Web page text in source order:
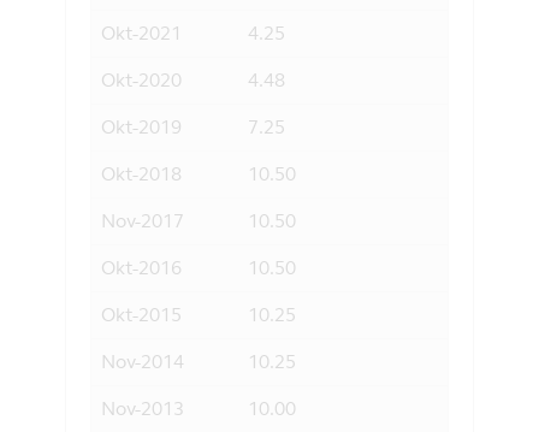
Okt-2021 4.25
Okt-2020 4.48
Okt-2019 7.25
Okt-2018 10.50
Nov-2017 10.50
Okt-2016 10.50
Okt-2015 10.25
Nov-2014 10.25
Nov-2013 10.00